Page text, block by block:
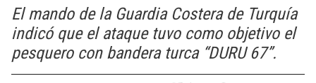
El mando de la Guardia Costera de Turquía
indicó que el ataque tuvo como objetivo el
pesquero con bandera turca “DURU 67”.